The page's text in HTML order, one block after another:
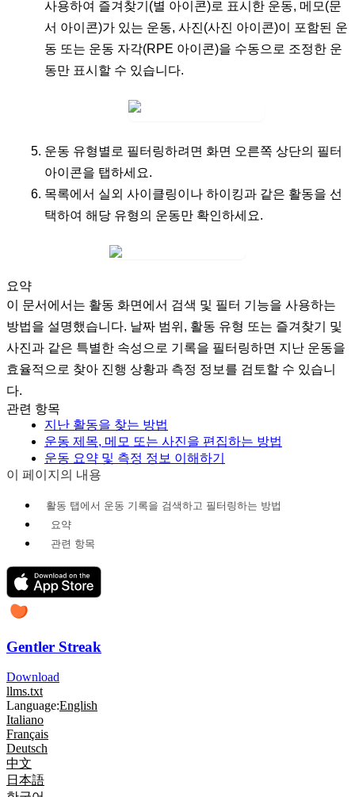
사용하여 즐겨찾기 (별 아이콘)로 표시한 운동, 메모 (문
서 아이콘)가 있는 운동, 사진(사진 아이콘)이 포함된 운
동 또는 운동 자각(RPE 아이콘)을 수동으로 조정한 운
동만 표시할 수 있습니다.
운동 유형별로 필터링하려면 화면 오른쪽 상단의 필터
아이콘을 탭하세요.
목록에서 실외 사이클링이나 하이킹과 같은 활동을 선
택하여 해당 유형의 운동만 확인하세요.
요약
이 문서에서는 활동 화면에서 검색 및 필터 기능을 사용하는
방법을 설명했습니다. 날짜 범위, 활동 유형 또는 즐겨찾기 및
사진과 같은 특별한 속성으로 기록을 필터링하면 지난 운동을
효율적으로 찾아 진행 상황과 측정 정보를 검토할 수 있습니
다.
관련 항목
지난 활동을 찾는 방법
운동 제목, 메모 또는 사진을 편집하는 방법
운동 요약 및 측정 정보 이해하기
이 페이지의 내용
활동 탭에서 운동 기록을 검색하고 필터링하는 방법
요약
관련 항목
Gentler Streak
Download
llms.txt
Language:English
Italiano
Français
Deutsch
中文
日本語